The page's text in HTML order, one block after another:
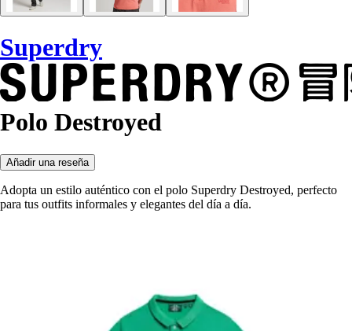
Superdry
Polo Destroyed
Añadir una reseña
Adopta un estilo auténtico con el polo Superdry Destroyed, perfecto
para tus outfits informales y elegantes del día a día.